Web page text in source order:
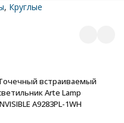
, Круглые
встраиваемый
Arte Lamp
A9283PL-1WH